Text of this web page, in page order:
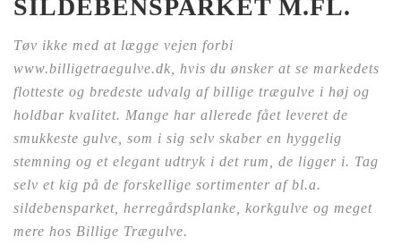
SILDEBENSPARKET M.FL.
Tøv ikke med at lægge vejen forbi
www.billigetraegulve.dk, hvis du ønsker at se markedets
flotteste og bredeste udvalg af billige trægulve i høj og
holdbar kvalitet. Mange har allerede fået leveret de
smukkeste gulve, som i sig selv skaber en hyggelig
stemning og et elegant udtryk i det rum, de ligger i. Tag
selv et kig på de forskellige sortimenter af bl.a.
sildebensparket, herregårdsplanke, korkgulve og meget
mere hos Billige Trægulve.